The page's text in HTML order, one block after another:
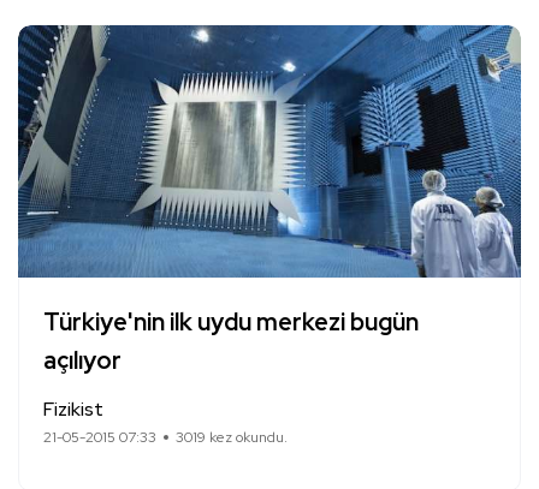
Türkiye'nin ilk uydu merkezi bugün
açılıyor
Fizikist
21-05-2015 07:33 3019 kez okundu.